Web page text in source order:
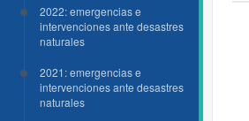
2022: emergencias e
intervenciones ante desastres
naturales
2021: emergencias e
intervenciones ante desastres
naturales